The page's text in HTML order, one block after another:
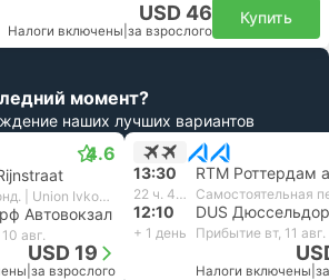
USD 46
Налоги включены за взрослого
Купить
момент?
наших лучших вариантов
4.6
Стандарт с конд. | Union Ivkoni International
Автовокзал
авг.
USD 19
за взрослого
13:30
22 ч. 40 м. Самостоятельная
12:10
+ 1 день Прибытие вт, 11 авг.
Налоги включены